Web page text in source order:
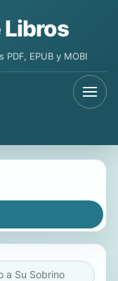
Libros
EPUB y MOBI
a Su Sobrino